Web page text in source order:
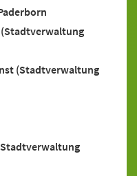
(Stadtverwaltung